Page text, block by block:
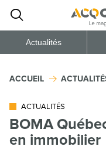
Actualités
ACCUEIL
ACTUALITÉS
BOMA
en immobilier